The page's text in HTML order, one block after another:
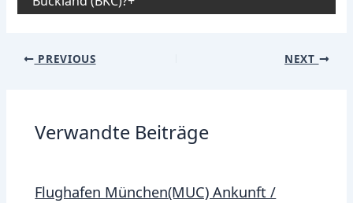
Post
PREVIOUS NEXT
Verwandte Beiträge
Flughafen München(MUC) Ankunft /